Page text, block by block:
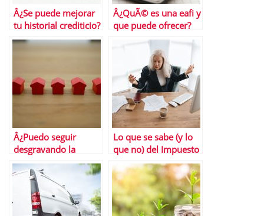
Â¿Se puede mejorar
tu historial crediticio?
Â¿QuÃ© es una eafi y
que puede ofrecer?
Â¿Puedo seguir
desgravando la
hipoteca si cambio de
banco?
Lo que se sabe (y lo
que no) del Impuesto
de Solidaridad